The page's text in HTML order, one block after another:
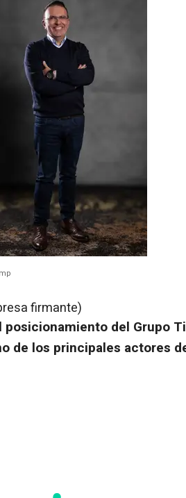
firmante)
del Grupo
de los principales actores